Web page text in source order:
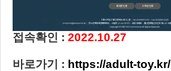
접속확인 : 2022.10.27
바로가기 : https://adult-toy.kr/